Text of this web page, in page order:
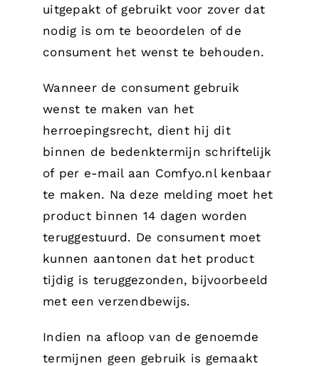
uitgepakt of gebruikt voor zover dat
nodig is om te beoordelen of de
consument het wenst te behouden.
Wanneer de consument gebruik
wenst te maken van het
herroepingsrecht, dient hij dit
binnen de bedenktermijn schriftelijk
of per e-mail aan Comfyo.nl kenbaar
te maken. Na deze melding moet het
product binnen 14 dagen worden
teruggestuurd. De consument moet
kunnen aantonen dat het product
tijdig is teruggezonden, bijvoorbeeld
met een verzendbewijs.
Indien na afloop van de genoemde
termijnen geen gebruik is gemaakt